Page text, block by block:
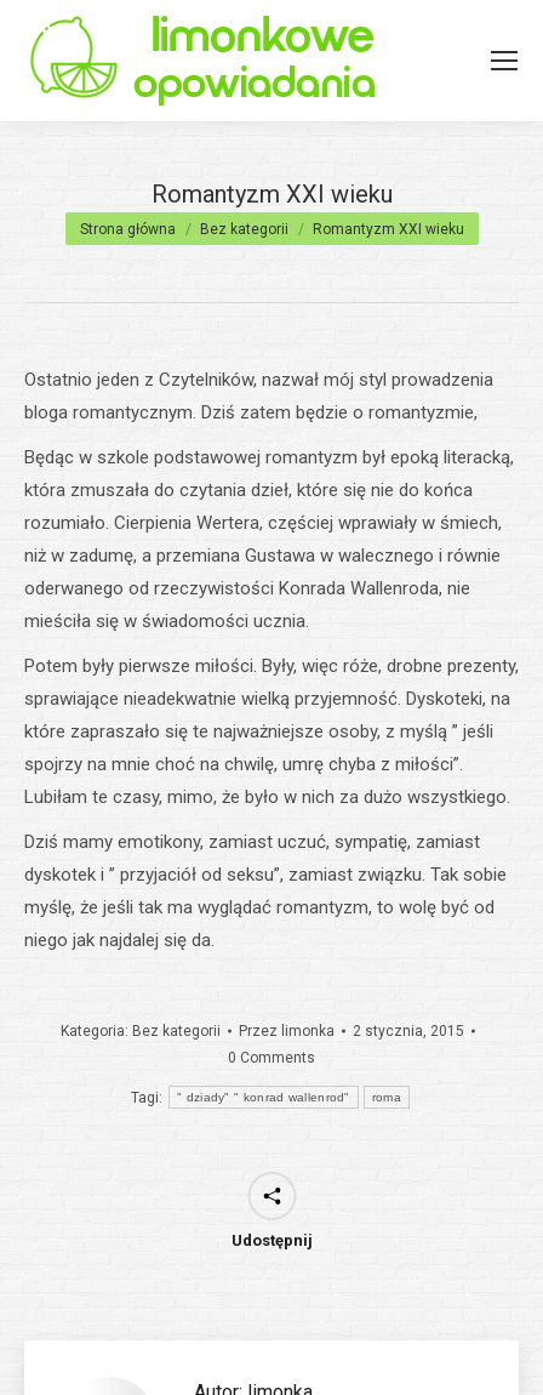
Romantyzm XXI wieku
Jesteś tutaj:
Strona główna Bez kategorii Romantyzm XXI wieku
Ostatnio jeden z Czytelników, nazwał mój styl prowadzenia
bloga romantycznym. Dziś zatem będzie o romantyzmie,
Będąc w szkole podstawowej romantyzm był epoką literacką,
która zmuszała do czytania dzieł, które się nie do końca
rozumiało. Cierpienia Wertera, częściej wprawiały w śmiech,
niż w zadumę, a przemiana Gustawa w walecznego i równie
oderwanego od rzeczywistości Konrada Wallenroda, nie
mieściła się w świadomości ucznia.
Potem były pierwsze miłości. Były, więc róże, drobne prezenty,
sprawiające nieadekwatnie wielką przyjemność. Dyskoteki, na
które zapraszało się te najważniejsze osoby, z myślą ” jeśli
spojrzy na mnie choć na chwilę, umrę chyba z miłości”.
Lubiłam te czasy, mimo, że było w nich za dużo wszystkiego.
Dziś mamy emotikony, zamiast uczuć, sympatię, zamiast
dyskotek i ” przyjaciół od seksu”, zamiast związku. Tak sobie
myślę, że jeśli tak ma wyglądać romantyzm, to wolę być od
niego jak najdalej się da.
Kategoria: Bez kategorii Przez limonka
2 stycznia, 2015
0 Comments
Tagi: " dziady" " konrad wallenrod" roma
Udostępnij